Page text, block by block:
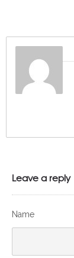
Leave a reply
Name